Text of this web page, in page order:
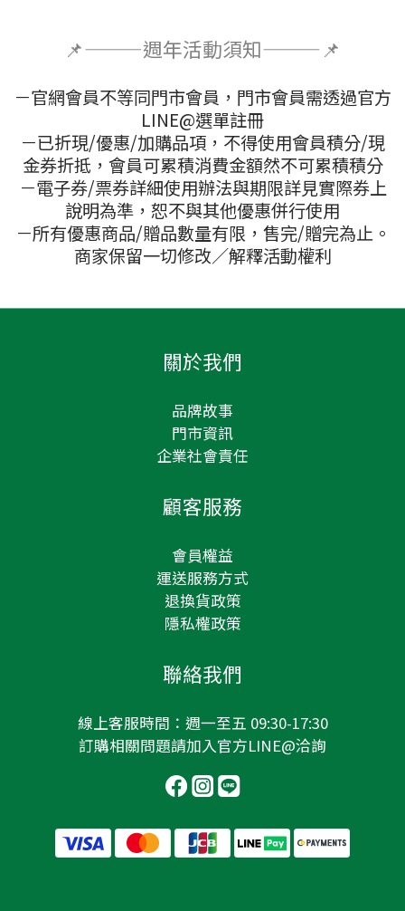
📌———週年活動須知———📌
－官網會員不等同門市會員，門市會員需透過官方
LINE@選單註冊
－已折現/優惠/加購品項，不得使用會員積分/現
金券折抵，會員可累積消費金額然不可累積積分
－電子券/票券詳細使用辦法與期限詳見實際券上
說明為準，恕不與其他優惠併行使用
－所有優惠商品/贈品數量有限，售完/贈完為止。
商家保留一切修改／解釋活動權利
關於我們
品牌故事
門市資訊
企業社會責任
顧客服務
會員權益
運送服務方式
退換貨政策
隱私權政策
聯絡我們
線上客服時間：週一至五 09:30-17:30
訂購相關問題請加入官方LINE@洽詢